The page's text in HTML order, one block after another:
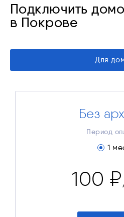
Подключить
в Покрове
Для
Без
Период
1
100 ₽